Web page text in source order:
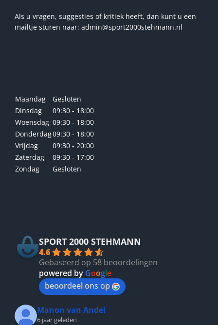
Als u vragen, suggesties of kritiek heeft, dan kunt u een
mailtje sturen naar: admin@sport2000stehmann.nl
Maandag
Gesloten
Dinsdag
09:30 - 18:00
Woensdag 09:30 - 18:00
Donderdag09:30 - 18:00
Vrijdag
09:30 - 20:00
Zaterdag
09:30 - 17:00
Zondag
Gesloten
SPORT 2000 STEHMANN
4.6
Gebaseerd op 58 beoordelingen
powered by Google
beoordeel ons op
Manon van Andel
6 jaar geleden